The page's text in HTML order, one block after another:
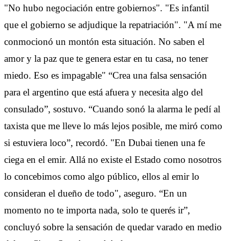
"No hubo negociación entre gobiernos". "Es infantil
que el gobierno se adjudique la repatriación". "A mí me
conmocionó un montón esta situación. No saben el
amor y la paz que te genera estar en tu casa, no tener
miedo. Eso es impagable" “Crea una falsa sensación
para el argentino que está afuera y necesita algo del
consulado”, sostuvo. “Cuando sonó la alarma le pedí al
taxista que me lleve lo más lejos posible, me miró como
si estuviera loco”, recordó. "En Dubai tienen una fe
ciega en el emir. Allá no existe el Estado como nosotros
lo concebimos como algo público, ellos al emir lo
consideran el dueño de todo", aseguro. “En un
momento no te importa nada, solo te querés ir”,
concluyó sobre la sensación de quedar varado en medio